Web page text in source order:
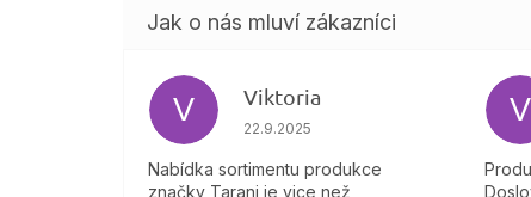
V Viktoria
Hodnocení obchodu je 4 z 5
22.9.2025
Nabídka sortimentu produkce
značky Tarani je vice než
V